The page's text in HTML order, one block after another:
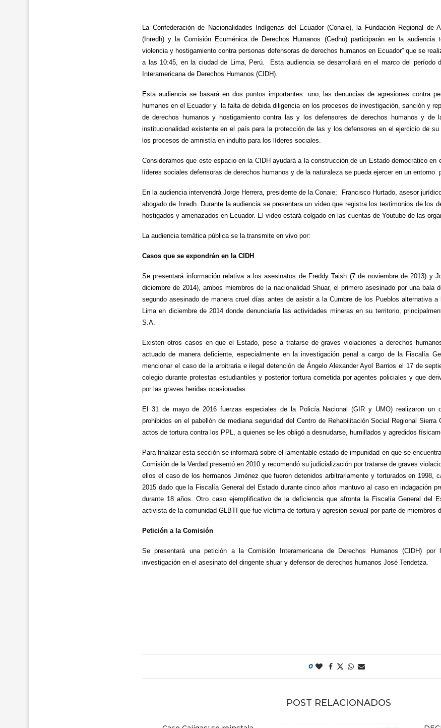
La Confederación de Nacionalidades Indígenas del Ecuador (Conaie), la Fundación Regional de
(Inredh) y la Comisión Ecuménica de Derechos Humanos (Cedhu) participarán en la audiencia
violencia y hostigamiento contra personas defensoras de derechos humanos en Ecuador” que se
a las 10:45, en la ciudad de Lima, Perú. Esta audiencia se desarrollará en el marcodel período
Interamericana de Derechos Humanos (CIDH).
Esta audiencia se basará en dos puntos importantes: uno, las denuncias de agresiones contra
humanos en el Ecuador y la falta de debida diligencia en los procesos de investigación, sanción y
de derechos humanos y hostigamiento contra las y los defensores de derechos humanos y de
institucionalidad existente en el país para la protección de las y los defensores en el ejercicio de su
los procesos de amnistía en indulto para los líderes sociales.
Consideramos que este espacio en la CIDH ayudará a la construcción de un Estado democrático en
líderes sociales defensoras de derechos humanos y de la naturaleza se pueda ejercer en un entorno
En la audiencia intervendrá Jorge Herrera, presidente de la Conaie; Francisco Hurtado, asesor
abogado de Inredh. Durante la audiencia se presentara un video que registra los testimonios de los
hostigados y amenazados en Ecuador. El video estará colgado en las cuentas de Youtube de las
La audiencia temática pública se la transmite en vivo por:
Casos que se expondrán en la CIDH
Se presentará información relativa a los asesinatos de Freddy Taish (7 de noviembre de 2013) y
diciembre de 2014), ambos miembros de la nacionalidad Shuar, el primero asesinado por una bala
segundo asesinado de manera cruel días antes de asistir a la Cumbre de los Pueblos alternativa
Lima en diciembre de 2014 donde denunciaría las actividades mineras en su territorio,
S.A.
Existen otros casos en que el Estado, pese a tratarse de graves violaciones a derechos
actuado de manera deficiente, especialmente en la investigación penal a cargo de la Fiscalía
mencionar el caso de la arbitraria e ilegal detención de Ángelo Alexander Ayol Barrios el 17 de
colegio durante protestas estudiantiles y posterior tortura cometida por agentes policiales y que
por las graves heridas ocasionadas.
El 31 de mayo de 2016 fuerzas especiales de la Policía Nacional (GIR y UMO) realizaron un
prohibidos en el pabellón de mediana seguridad del Centro de Rehabilitación Social Regional
actos de tortura contra los PPL, a quienes se les obligó a desnudarse, humillados y agredidos
Para finalizar esta sección se informará sobre el lamentable estado de impunidad en que se
Comisión de la Verdad presentó en 2010 y recomendó su judicialización por tratarse de graves
ellos el caso de los hermanos Jiménez que fueron detenidos arbitrariamente y torturados en 1998,
2015 dado que la Fiscalía General del Estado durante cinco años mantuvo al caso en indagación
durante 18 años. Otro caso ejemplificativo de la deficiencia que afronta la Fiscalía General del
activista de la comunidad GLBTI que fue víctima de tortura y agresión sexual por parte de miembros
Petición a la Comisión
Se presentará una petición a la Comisión Interamericana de Derechos Humanos (CIDH)
investigación en el asesinato del dirigente shuar y defensor de derechos humanos José Tendetza.
0
POST RELACIONADOS